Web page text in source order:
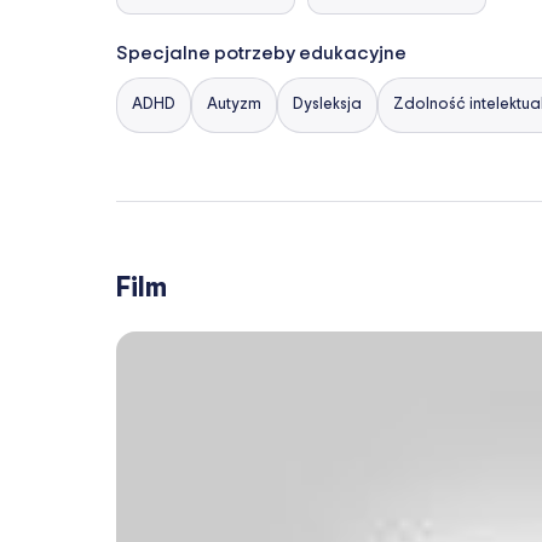
Specjalne potrzeby edukacyjne
ADHD Autyzm Dysleksja Zdolność
Film